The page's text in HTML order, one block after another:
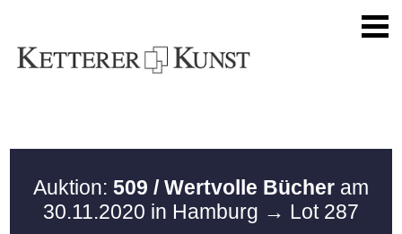
Auktion: 509 / Wertvolle Bücher am
30.11.2020 in Hamburg → Lot 287